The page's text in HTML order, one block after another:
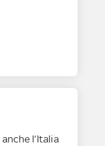
l’Italia